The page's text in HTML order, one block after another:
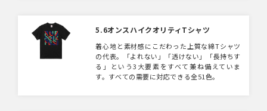
5.6オンスハイクオリティTシャツ
着心地と素材感にこだわった上質な綿Tシャツ
の代表。「よれない」「透けない」「長持ちす
る」という3大要素をすべて兼ね備えていま
す。すべての需要に対応できる全51色。